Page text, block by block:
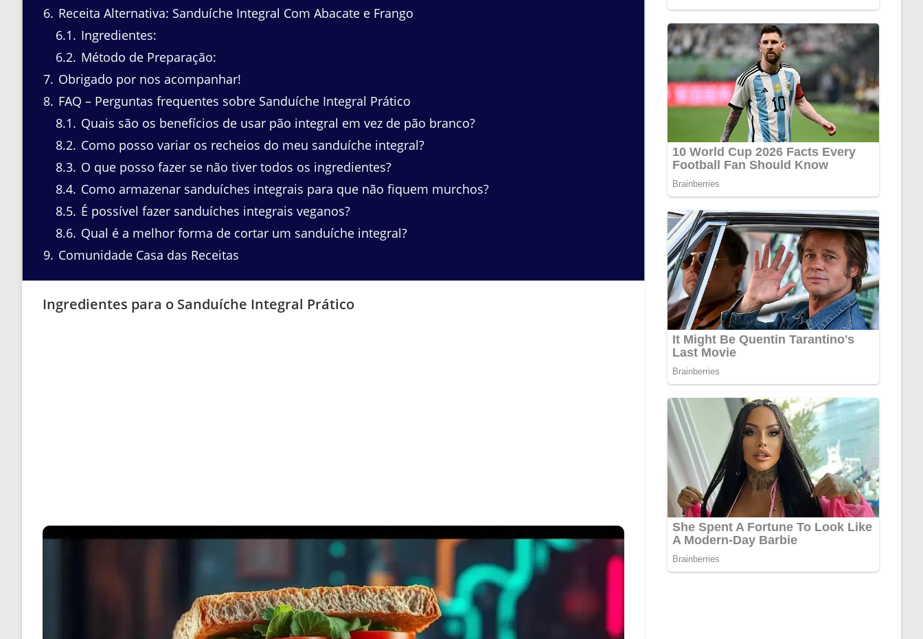
6 Receita Alternativa: Sanduíche Integral Com Abacate e Frango
6.1
Ingredientes:
6.2 Método de Preparação:
7 Obrigado por nos acompanhar!
8 FAQ – Perguntas frequentes sobre Sanduíche Integral Prático
8.1
Quais são os benefícios de usar pão integral em vez de pão branco?
8.2 Como posso variar os recheios do meu sanduíche integral?
8.3 O que posso fazer se não tiver todos os ingredientes?
8.4 Como armazenar sanduíches integrais para que não fiquem murchos?
8.5 É possível fazer sanduíches integrais veganos?
8.6 Qual é a melhor forma de cortar um sanduíche integral?
9 Comunidade Casa das Receitas
Ingredientes para o Sanduíche Integral Prático